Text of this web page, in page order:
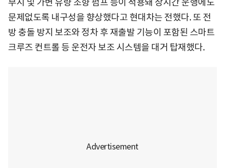
문제없도록 내구성을 향상했다고 현대차는 전했다. 또 전
방 충돌 방지 보조와 정차 후 재출발 기능이 포함된 스마트
크루즈 컨트롤 등 운전자 보조 시스템을 대거 탑재했다.